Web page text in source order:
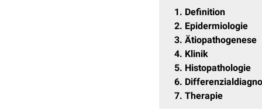
1
Definition
2 Epidermiologie
3 Ätiopathogenese
4 Klinik
5 Histopathologie
6
7 Therapie